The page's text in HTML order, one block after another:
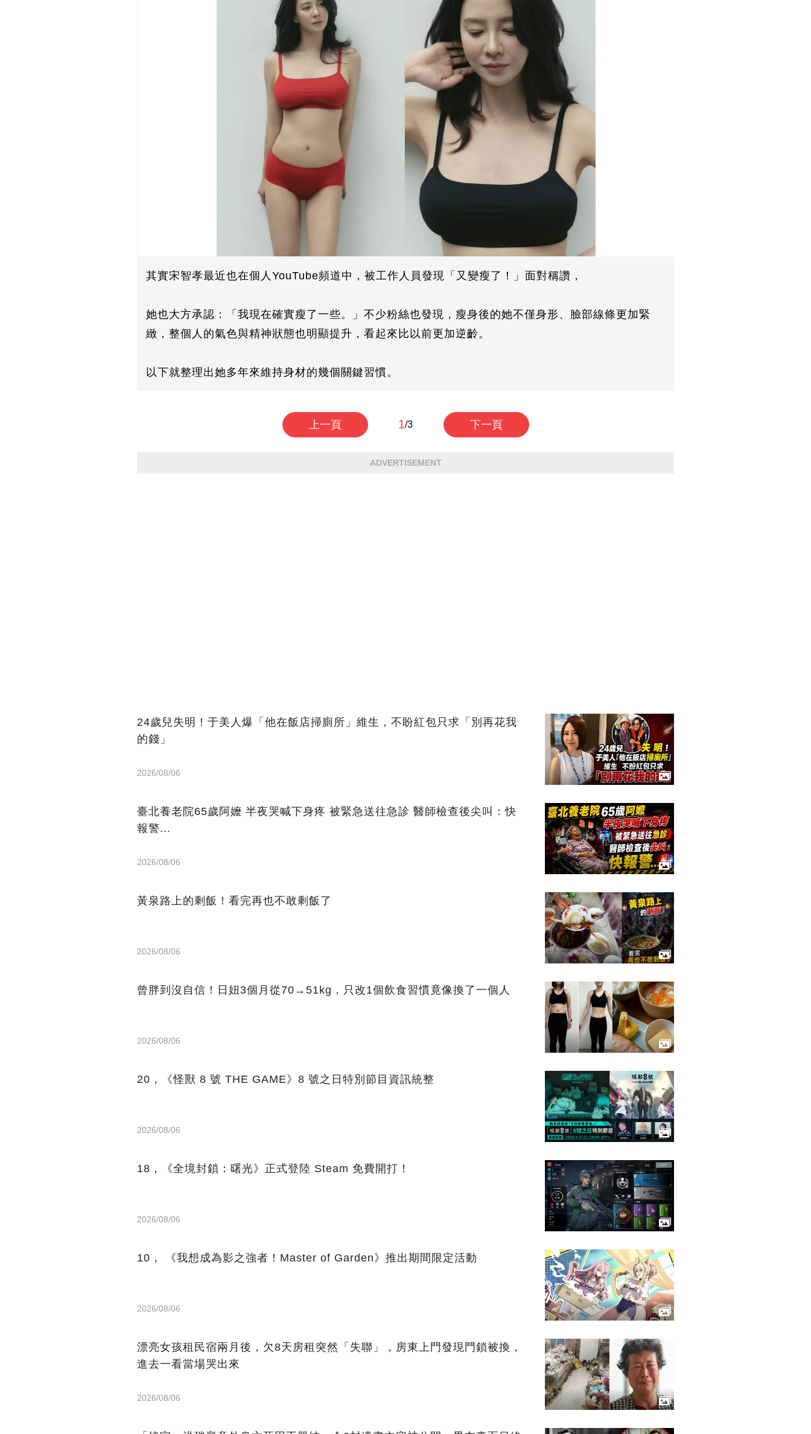
其實宋智孝最近也在個人YouTube頻道中，被工作人員發現「又變瘦了！」面對稱讚，
她也大方承認：「我現在確實瘦了一些。」不少粉絲也發現，瘦身後的她不僅身形、臉部線條更加緊
緻，整個人的氣色與精神狀態也明顯提升，看起來比以前更加逆齡。
以下就整理出她多年來維持身材的幾個關鍵習慣。
上一頁 1/3 下一頁
ADVERTISEMENT
24歲兒失明！于美人爆「他在飯店掃廁所」維生，不盼紅包只求「別再花我
的錢」
2026/08/06
臺北養老院65歲阿嬤 半夜哭喊下身疼 被緊急送往急診 醫師檢查後尖叫：快
報警...
2026/08/06
黃泉路上的剩飯！看完再也不敢剩飯了
2026/08/06
曾胖到沒自信！日妞3個月從70→51kg，只改1個飲食習慣竟像換了一個人
2026/08/06
20，《怪獸 8 號 THE GAME》8 號之日特別節目資訊統整
2026/08/06
18，《全境封鎖：曙光》正式登陸 Steam 免費開打！
2026/08/06
10， 《我想成為影之強者！Master of Garden》推出期間限定活動
2026/08/06
漂亮女孩租民宿兩月後，欠8天房租突然「失聯」，房東上門發現門鎖被換，
進去一看當場哭出來
2026/08/06